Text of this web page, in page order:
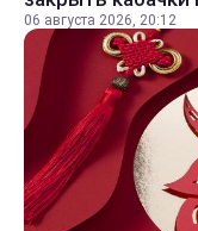
06 августа 2026, 20:12